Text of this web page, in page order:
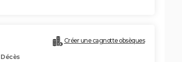
Créer une cagnotte obsèques
Décès